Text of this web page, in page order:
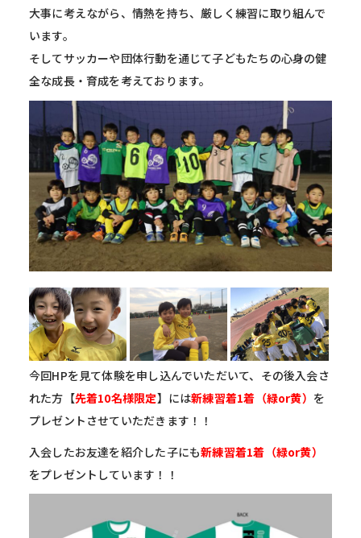
大事に考えながら、情熱を持ち、厳しく練習に取り組んで
います。
そしてサッカーや団体行動を通じて子どもたちの心身の健
全な成長・育成を考えております。
今回HPを見て体験を申し込んでいただいて、その後入会さ
れた方【先着10名様限定】には新練習着1着（緑or黄） を
プレゼントさせていただきます！！
入会したお友達を紹介した子にも新練習着1着（緑or黄）
をプレゼントしています！！